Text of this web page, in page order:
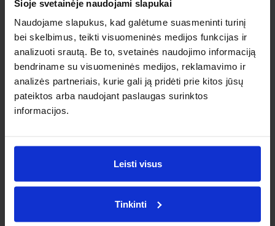
Šioje svetainėje naudojami slapukai
Naudojame slapukus, kad galėtume suasmeninti turinį
bei skelbimus, teikti visuomeninės medijos funkcijas ir
analizuoti srautą. Be to, svetainės naudojimo informaciją
bendriname su visuomeninės medijos, reklamavimo ir
analizės partneriais, kurie gali ją pridėti prie kitos jūsų
pateiktos arba naudojant paslaugas surinktos
informacijos.
Leisti visus
Tinkinti
Panašūs tinklaraščio
straipsniai